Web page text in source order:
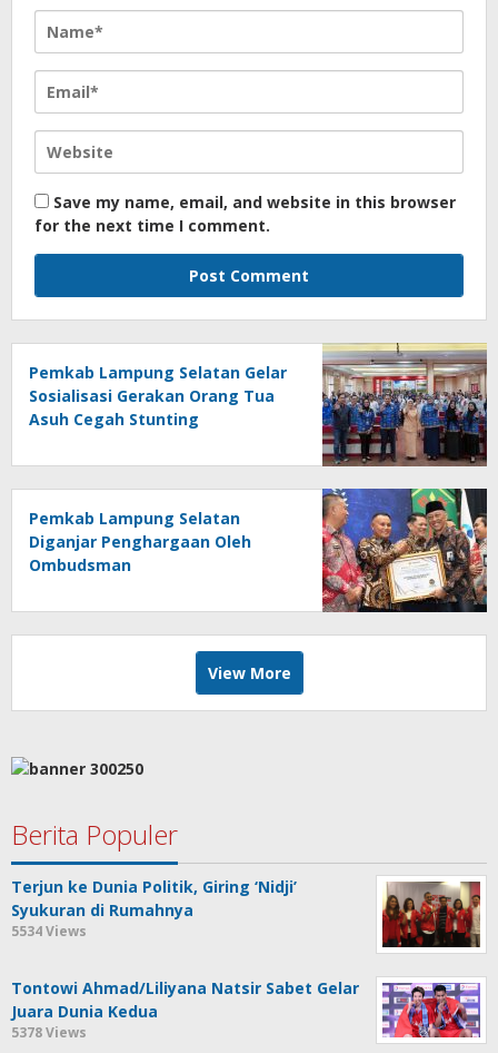
Save my name, email, and website in this browser
for the next time I comment.
Pemkab Lampung Selatan Gelar
Sosialisasi Gerakan Orang Tua
Asuh Cegah Stunting
Pemkab Lampung Selatan
Diganjar Penghargaan Oleh
Ombudsman
View More
Berita Populer
Terjun ke Dunia Politik, Giring ‘Nidji’
Syukuran di Rumahnya
5534 Views
Tontowi Ahmad/Liliyana Natsir Sabet Gelar
Juara Dunia Kedua
5378 Views